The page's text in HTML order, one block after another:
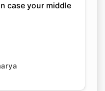
case your middle